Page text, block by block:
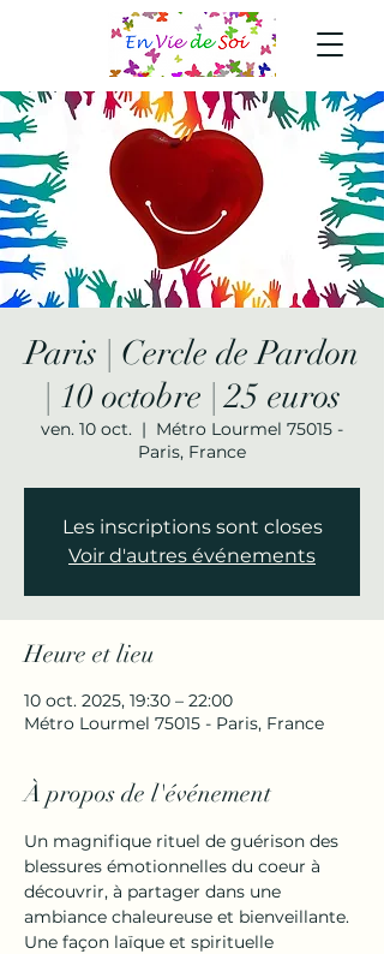
Paris | Cercle de Pardon
| 10 octobre | 25 euros
ven. 10 oct.
  |
Métro Lourmel 75015 -
Paris, France
Les inscriptions sont closes
Voir d'autres événements
Heure et lieu
10 oct. 2025, 19:30 – 22:00
Métro Lourmel 75015 - Paris, France
À propos de l'événement
Un magnifique rituel de guérison des
blessures émotionnelles du coeur à
découvrir, à partager dans une
ambiance chaleureuse et bienveillante.
Une façon laïque et spirituelle